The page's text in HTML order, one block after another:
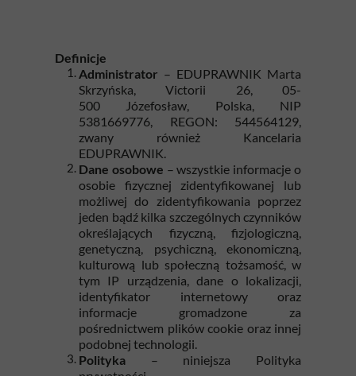
Definicje
Administrator – EDUPRAWNIK Marta
Skrzyńska, Victorii 26, 05-
500 Józefosław, Polska, NIP
5381669776, REGON: 544564129,
zwany również Kancelaria
EDUPRAWNIK.
Dane osobowe – wszystkie informacje o
osobie fizycznej zidentyfikowanej lub
możliwej do zidentyfikowania poprzez
jeden bądź kilka szczególnych czynników
określających fizyczną, fizjologiczną,
genetyczną, psychiczną, ekonomiczną,
kulturową lub społeczną tożsamość, w
tym IP urządzenia, dane o lokalizacji,
identyfikator internetowy oraz
informacje gromadzone za
pośrednictwem plików cookie oraz innej
podobnej technologii.
Polityka – niniejsza Polityka